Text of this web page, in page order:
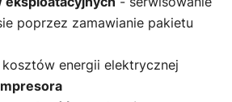
poprzez zamawianie pakietu
kosztów energii elektrycznej